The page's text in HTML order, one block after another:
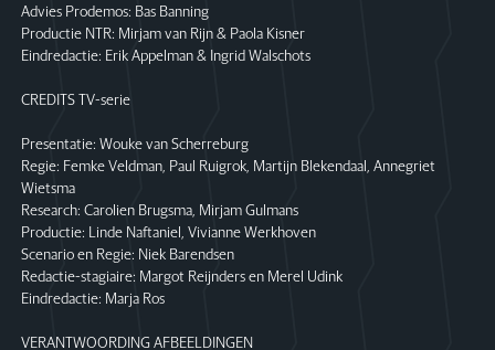
Advies Prodemos: Bas Banning
Productie NTR: Mirjam van Rijn & Paola Kisner
Eindredactie: Erik Appelman & Ingrid Walschots
CREDITS TV-serie
Presentatie: Wouke van Scherreburg
Regie: Femke Veldman, Paul Ruigrok, Martijn Blekendaal, Annegriet
Wietsma
Research: Carolien Brugsma, Mirjam Gulmans
Productie: Linde Naftaniel, Vivianne Werkhoven
Scenario en Regie: Niek Barendsen
Redactie-stagiaire: Margot Reijnders en Merel Udink
Eindredactie: Marja Ros
VERANTWOORDING AFBEELDINGEN